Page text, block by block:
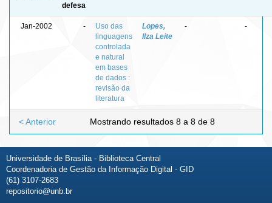
defesa
Jan-2002 -
Uso das
linguagens
controlada
e natural
em bases
de dados :
revisão da
literatura
Lopes,
Ilza Leite
- -
Mostrando resultados 8 a 8 de 8
< Anterior
Universidade de Brasília - Biblioteca Central
Coordenadoria de Gestão da Informação Digital - GID
(61) 3107-2683
repositorio@unb.br